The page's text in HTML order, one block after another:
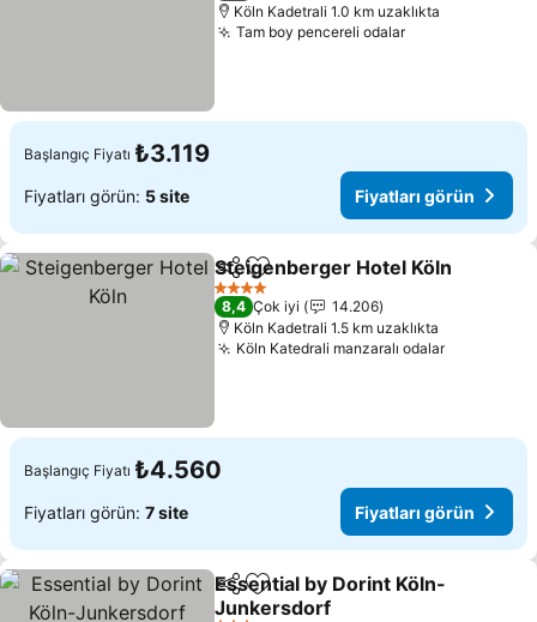
Köln Kadetrali 1.0 km uzaklıkta
Tam boy pencereli odalar
Başlangıç Fiyatı ₺3.119
Fiyatları görün: 5 site Fiyatları görün
PaylaşFavorilerime ekle
Steigenberger Hotel Köln
4 Yıldız
8,4 Çok iyi
14.206
Köln Kadetrali 1.5 km uzaklıkta
Köln Katedrali manzaralı odalar
Başlangıç Fiyatı ₺4.560
Fiyatları görün: 7 site Fiyatları görün
PaylaşFavorilerime ekle
Essential by Dorint Köln-
Junkersdorf